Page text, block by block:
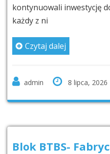
kontynuowali inwestycję
każdy z ni
Czytaj dalej
admin 8 lipca, 2026
Blok BTBS-